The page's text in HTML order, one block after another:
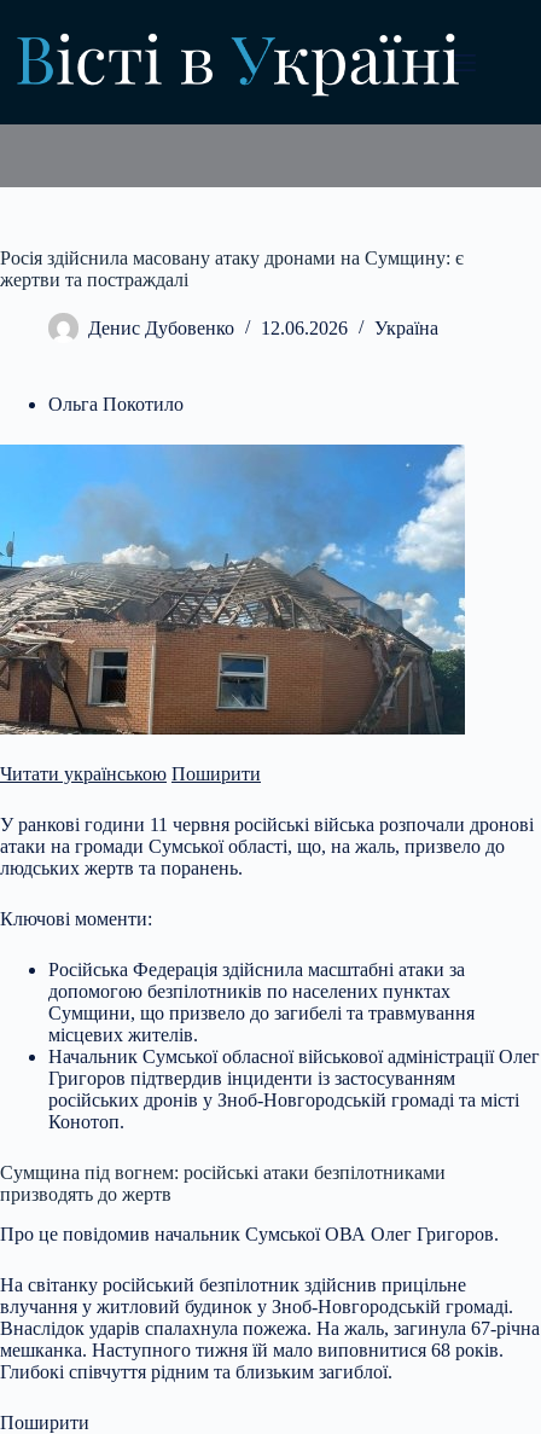
вмісту
Росія здійснила масовану атаку дронами на Сумщину: є
жертви та постраждалі
Денис Дубовенко 12.06.2026 Україна
Ольга Покотило
Читати українською Поширити
У ранкові години 11 червня російські війська розпочали дронові
атаки на громади Сумської області, що, на жаль, призвело до
людських жертв та поранень.
Ключові моменти:
Російська Федерація здійснила масштабні атаки за
допомогою безпілотників по населених пунктах
Сумщини, що призвело до загибелі та травмування
місцевих жителів.
Начальник Сумської обласної військової адміністрації Олег
Григоров підтвердив інциденти із застосуванням
російських дронів у Зноб-Новгородській громаді та місті
Конотоп.
Сумщина під вогнем: російські атаки безпілотниками
призводять до жертв
Про це повідомив начальник Сумської ОВА Олег Григоров.
На світанку російський безпілотник здійснив прицільне
влучання у житловий будинок у Зноб-Новгородській громаді.
Внаслідок ударів спалахнула пожежа. На жаль, загинула 67-річна
мешканка. Наступного тижня їй мало виповнитися 68 років.
Глибокі співчуття рідним та близьким загиблої.
Поширити